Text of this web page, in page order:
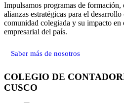
Impulsamos programas de formación,
alianzas estratégicas para el
comunidad colegiada y su impacto
empresarial del país.
Saber más de nosotros
COLEGIO DE
CUSCO